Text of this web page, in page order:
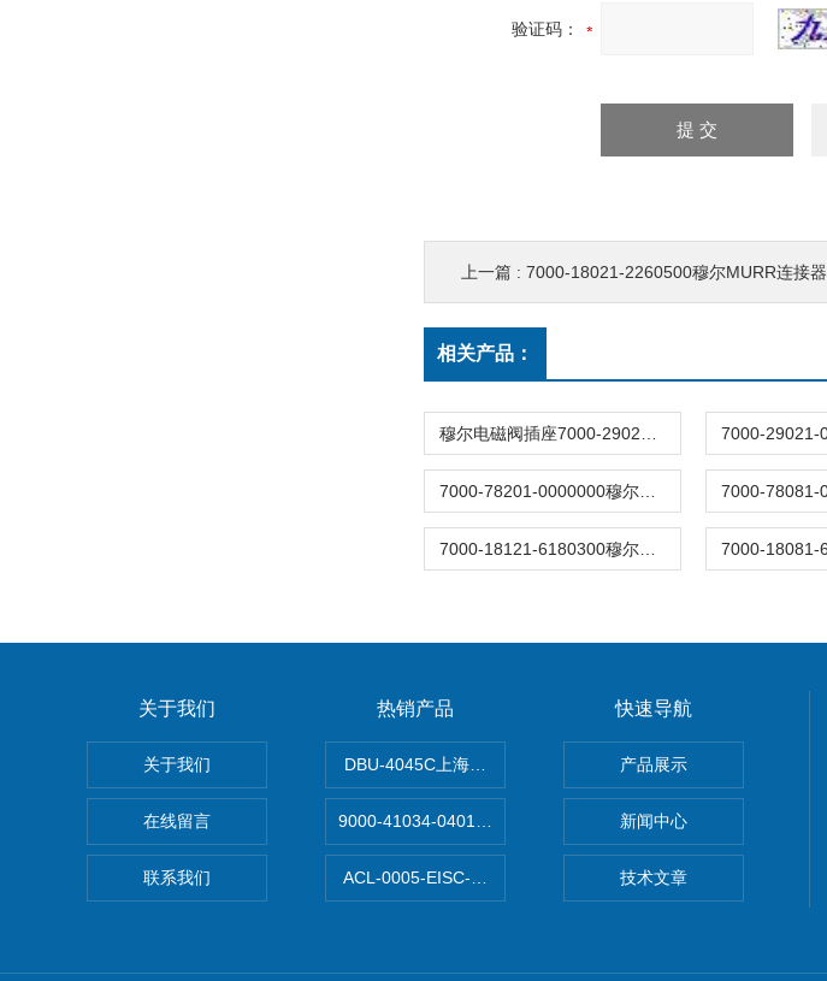
验证码：
上一篇 : 7000-18021-2260500穆尔MURR连接器
相关产品：
关于我们
关于我们
在线留言
联系我们
热销产品
DBU-4045C上海鹰峰制动单元
9000-41034-0401000穆尔MICO4.4智能电流分配器
ACL-0005-EISC-E2M8C上海鹰峰电抗器
快速导航
产品展示
新闻中心
技术文章